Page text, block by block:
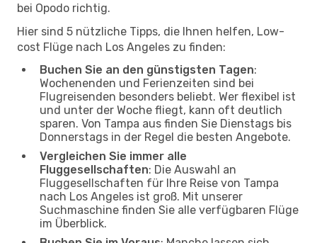
bei Opodo richtig.
Hier sind 5 nützliche Tipps, die Ihnen helfen, Low-
cost Flüge nach Los Angeles zu finden:
Buchen Sie an den günstigsten Tagen:
Wochenenden und Ferienzeiten sind bei
Flugreisenden besonders beliebt. Wer flexibel ist
und unter der Woche fliegt, kann oft deutlich
sparen. Von Tampa aus finden Sie Dienstags bis
Donnerstags in der Regel die besten Angebote.
Vergleichen Sie immer alle
Fluggesellschaften: Die Auswahl an
Fluggesellschaften für Ihre Reise von Tampa
nach Los Angeles ist groß. Mit unserer
Suchmaschine finden Sie alle verfügbaren Flüge
im Überblick.